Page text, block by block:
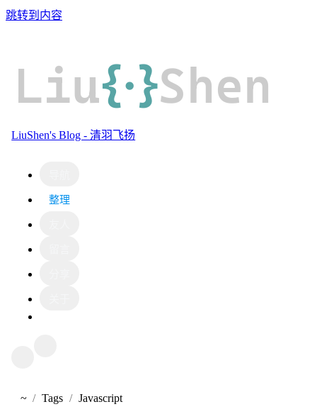
跳转到内容
Liu{·}Shen
LiuShen's Blog - 清羽飞扬
整理
~首页Tags Javascript